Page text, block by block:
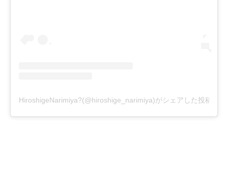
HiroshigeNarimiya?(@hiroshige_narimiya)がシェアした投稿